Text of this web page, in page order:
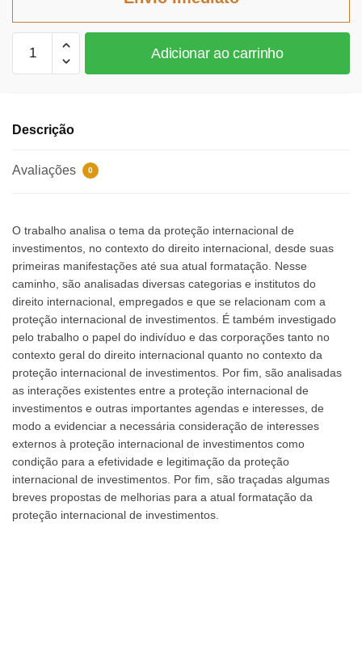
presente
o
da
investimentos
pelo
direito
internacional
quantidade
Adicionar ao carrinho
Descrição
Avaliações 0
O trabalho analisa o tema da proteção internacional de
investimentos, no contexto do direito internacional, desde suas
primeiras manifestações até sua atual formatação. Nesse
caminho, são analisadas diversas categorias e institutos do
direito internacional, empregados e que se relacionam com a
proteção internacional de investimentos. É também investigado
pelo trabalho o papel do indivíduo e das corporações tanto no
contexto geral do direito internacional quanto no contexto da
proteção internacional de investimentos. Por fim, são analisadas
as interações existentes entre a proteção internacional de
investimentos e outras importantes agendas e interesses, de
modo a evidenciar a necessária consideração de interesses
externos à proteção internacional de investimentos como
condição para a efetividade e legitimação da proteção
internacional de investimentos. Por fim, são traçadas algumas
breves propostas de melhorias para a atual formatação da
proteção internacional de investimentos.